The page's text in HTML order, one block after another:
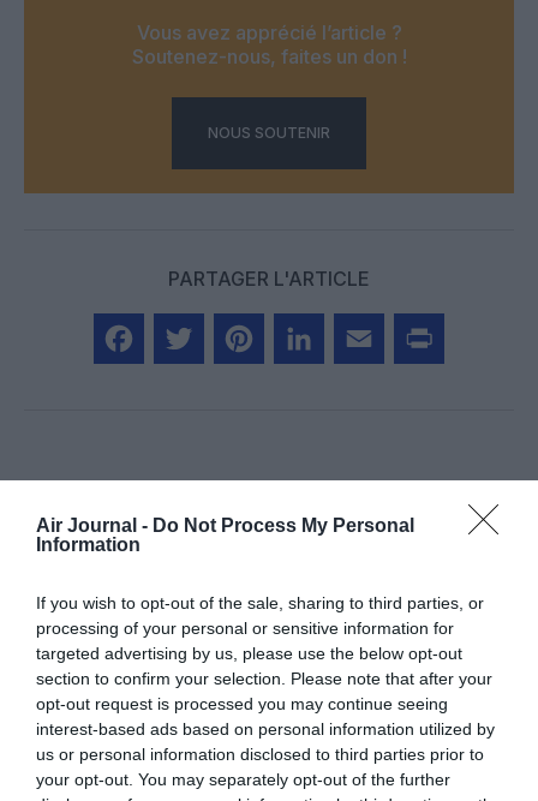
Air Journal - Do Not Process My Personal
Information
If you wish to opt-out of the sale, sharing to third parties, or
processing of your personal or sensitive information for
targeted advertising by us, please use the below opt-out
section to confirm your selection. Please note that after your
opt-out request is processed you may continue seeing
interest-based ads based on personal information utilized by
us or personal information disclosed to third parties prior to
your opt-out. You may separately opt-out of the further
Vous avez apprécié l’article ?
Soutenez-nous, faites un don !
NOUS SOUTENIR
PARTAGER L'ARTICLE
FAIRE UN DON
Appel aux lecteurs !
Soutenez Air Journal participezà son
développement !